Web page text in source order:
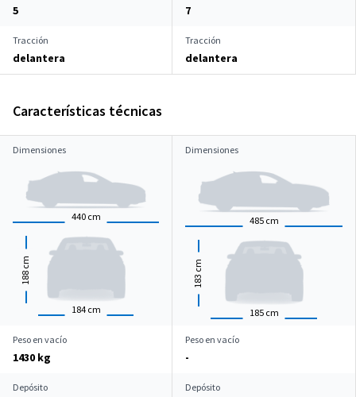
5 7
Tracción
delantera
Tracción
delantera
Características técnicas
Dimensiones
440 cm
184 cm
188
cm
Dimensiones
485 cm
185 cm
183
cm
Peso en vacío
1430 kg
Peso en vacío
-
Depósito Depósito